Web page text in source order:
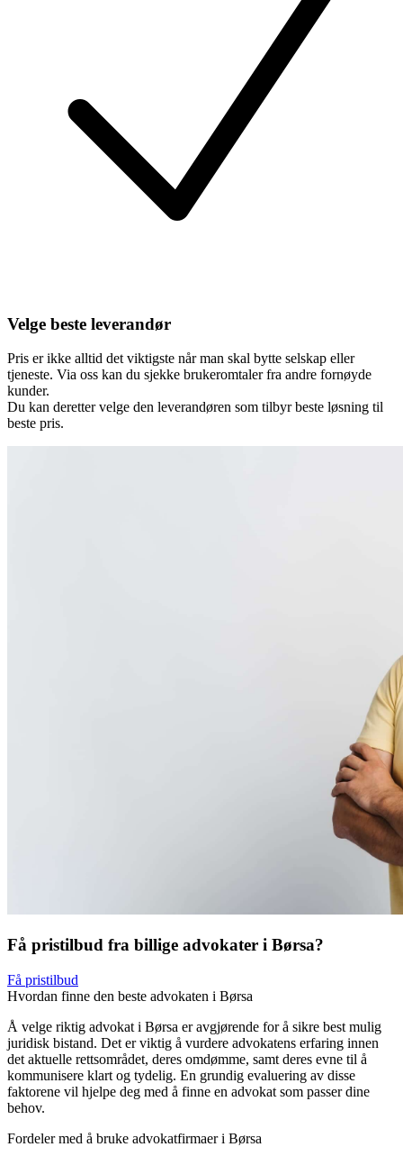
Velge beste leverandør
Pris er ikke alltid det viktigste når man skal bytte selskap eller
tjeneste. Via oss kan du sjekke brukeromtaler fra andre fornøyde
kunder.
Du kan deretter velge den leverandøren som tilbyr beste løsning til
beste pris.
Få pristilbud fra billige advokater i Børsa?
Få pristilbud
Hvordan finne den beste advokaten i Børsa
Å velge riktig advokat i Børsa er avgjørende for å sikre best mulig
juridisk bistand. Det er viktig å vurdere advokatens erfaring innen
det aktuelle rettsområdet, deres omdømme, samt deres evne til å
kommunisere klart og tydelig. En grundig evaluering av disse
faktorene vil hjelpe deg med å finne en advokat som passer dine
behov.
Fordeler med å bruke advokatfirmaer i Børsa